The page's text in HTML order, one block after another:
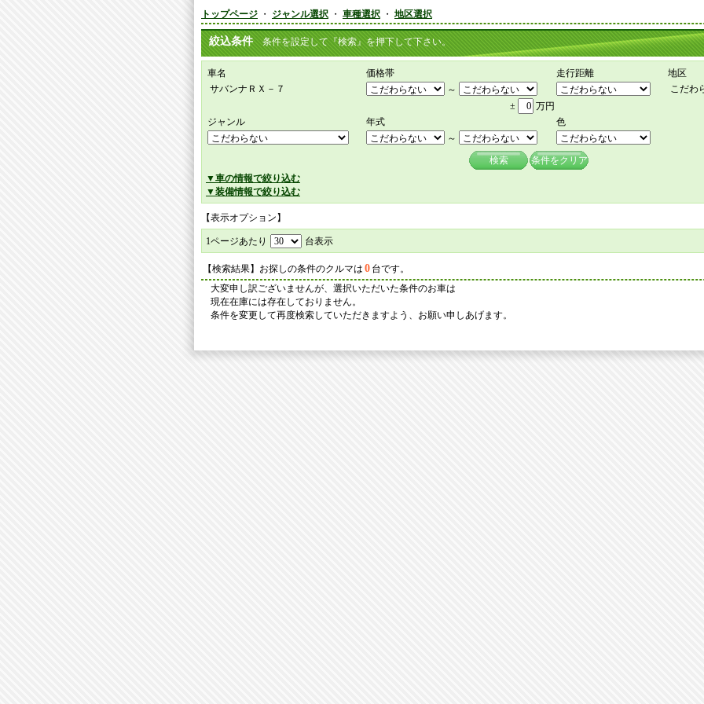
トップページ ・ ジャンル選択 ・ 車種選択 ・ 地区選択
絞込条件 条件を設定して『検索』を押下して下さい。
車名 価格帯 走行距離
地区
サバンナＲＸ－７
～
こだわ
±
万円
ジャンル
年式
色
～
検索
条件をクリア
▼車の情報で絞り込む
▼装備情報で絞り込む
【表示オプション】
1ページあたり 台表示
【検索結果】お探しの条件のクルマは 0 台です。
大変申し訳ございませんが、選択いただいた条件のお車は
現在在庫には存在しておりません。
条件を変更して再度検索していただきますよう、お願い申しあげます。